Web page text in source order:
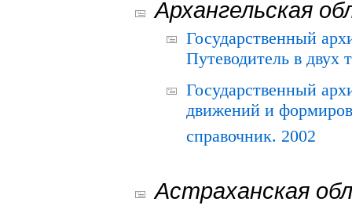
Архангельская
Государственный
Путеводитель в двух
Государственный
движений и
справочник. 2002
Астраханская